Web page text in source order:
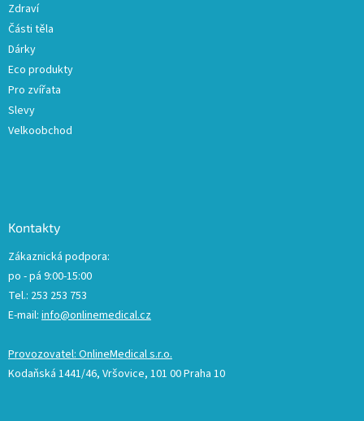
Zdraví
Části těla
Dárky
Eco produkty
Pro zvířata
Slevy
Velkoobchod
Kontakty
Zákaznická podpora:
po - pá 9:00-15:00
Tel.: 253 253 753
E-mail: info@onlinemedical.cz
Provozovatel: OnlineMedical s.r.o.
Kodaňská 1441/46, Vršovice, 101 00 Praha 10